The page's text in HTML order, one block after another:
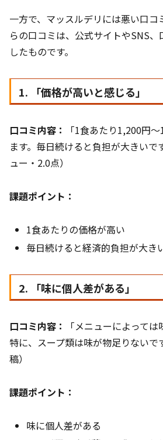
一方で、マッスルデリには悪い口コ
らの口コミは、公式サイトやSNS
したものです。
1. 「価格が高いと感じる」
口コミ内容：
「1食あたり1,200円
ます。毎日続けると負担が大きいで
ュー・2.0点）
課題ポイント：
1食あたりの価格が高い
毎日続けると経済的負担が大き
2. 「味に個人差がある」
口コミ内容：
「メニューによっては
特に、スープ類は味が物足りない
稿）
課題ポイント：
味に個人差がある